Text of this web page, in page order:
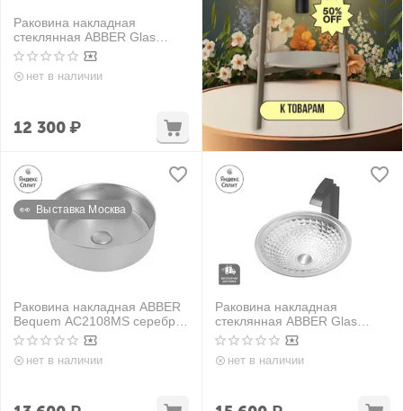
Раковина накладная
стеклянная ABBER Glas
AK2301 прозрачная
нет в наличии
12 300₽
👀  Выставка Москва
Раковина накладная ABBER
Bequem AC2108MS серебро
матовое
нет в наличии
Раковина накладная
стеклянная ABBER Glas
AK2302 прозрачная
нет в наличии